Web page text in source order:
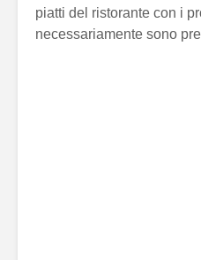
piatti del ristorante con i
necessariamente sono